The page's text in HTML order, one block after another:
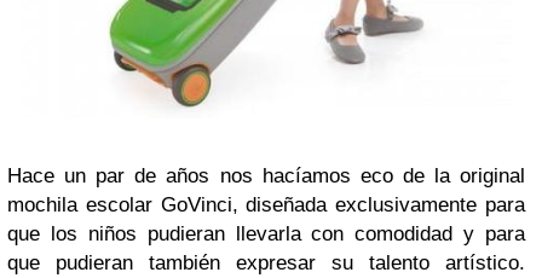
Hace un par de años nos hacíamos eco de la original
mochila escolar GoVinci, diseñada exclusivamente para
que los niños pudieran llevarla con comodidad y para
que pudieran también expresar su talento artístico.